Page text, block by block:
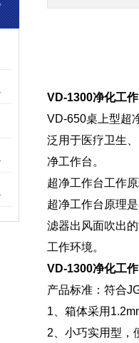
VD-1300净化工
VD-650桌上型超
泛用于医疗卫生
净工作台。
超净工作台工作
超净工作台原理
滤器出风面吹出
工作环境。
VD-1300净化工
产品标准：符合
1、箱体采用
2、小巧实用型，